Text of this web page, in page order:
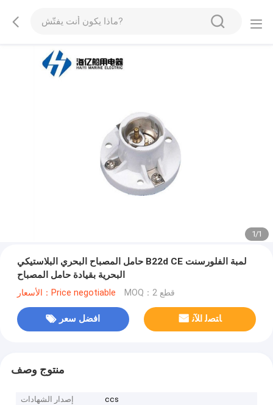
1/1
حامل المصباح البحري البلاستيكي B22d CE لمبة الفلورسنت
البحرية بقيادة حامل المصباح
الأسعار：Price negotiable MOQ：2 قطع
افضل سعر ﺎﺘﺼﻟ ﺍﻶﻧ
منتوج وصف
إصدار الشهادات
ccs